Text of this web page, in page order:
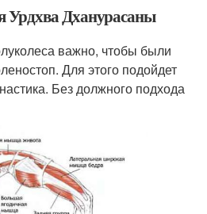
Урдхва Дханурасаны
важно, чтобы были
Для этого подойдет
Без должного подхода